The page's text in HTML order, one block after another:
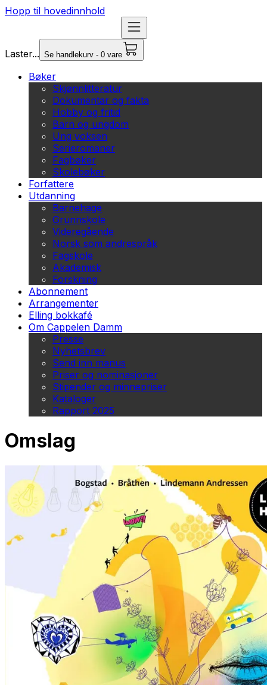
Hopp til hovedinnhold
Laster... Se handlekurv - 0 vare
Bøker
Skjønnlitteratur
Dokumentar og fakta
Hobby og fritid
Barn og ungdom
Ung voksen
Serieromaner
Fagbøker
Skolebøker
Forfattere
Utdanning
Barnehage
Grunnskole
Videregående
Norsk som andrespråk
Fagskole
Akademisk
Forskning
Abonnement
Arrangementer
Elling bokkafé
Om Cappelen Damm
Presse
Nyhetsbrev
Send inn manus
Priser og nominasjoner
Stipender og minnepriser
Kataloger
Rapport 2025
Omslag